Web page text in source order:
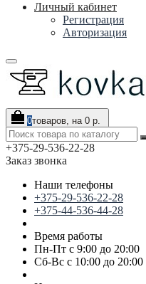
Личный кабинет
Регистрация
Авторизация
0товаров, на 0 р.
+375-29-536-22-28
Заказ звонка
Наши телефоны
+375-29-536-22-28
+375-44-536-44-28
Время работы
Пн-Пт с 9:00 до 20:00
Сб-Вс с 10:00 до 20:00